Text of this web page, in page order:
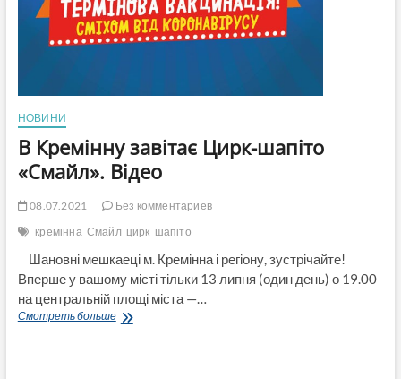
НОВИНИ
В Кремінну завітає Цирк-шапіто
«Смайл». Відео
08.07.2021
Без комментариев
кремінна Смайл цирк шапіто
Шановні мешкаеці м. Кремінна і регіону, зустрічайте!
Вперше у вашому місті тільки 13 липня (один день) о 19.00
на центральній площі міста —…
Смотреть большеВ